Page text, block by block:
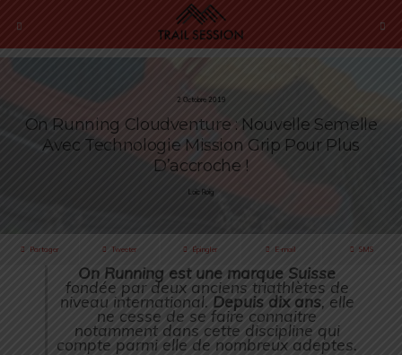
2 Octobre 2019
On Running Cloudventure : Nouvelle Semelle
Avec Technologie Mission Grip Pour Plus
D’accroche !
Loïc Roig
Partager Tweeter Épingler E-mail SMS
On Running est une marque Suisse
fondée par deux anciens triathlètes de
niveau international. Depuis dix ans, elle
ne cesse de se faire connaitre
notamment dans cette discipline qui
compte parmi elle de nombreux adeptes.